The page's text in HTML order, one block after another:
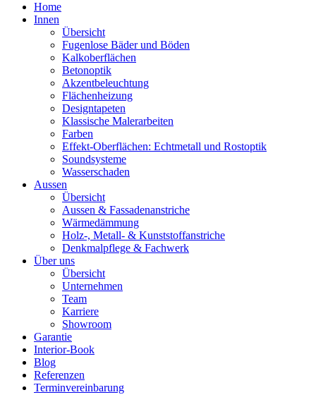
Home
Innen
Übersicht
Fugenlose Bäder und Böden
Kalkoberflächen
Betonoptik
Akzentbeleuchtung
Flächenheizung
Designtapeten
Klassische Malerarbeiten
Farben
Effekt-Oberflächen: Echtmetall und Rostoptik
Soundsysteme
Wasserschaden
Aussen
Übersicht
Aussen & Fassadenanstriche
Wärmedämmung
Holz-, Metall- & Kunststoffanstriche
Denkmalpflege & Fachwerk
Über uns
Übersicht
Unternehmen
Team
Karriere
Showroom
Garantie
Interior-Book
Blog
Referenzen
Terminvereinbarung